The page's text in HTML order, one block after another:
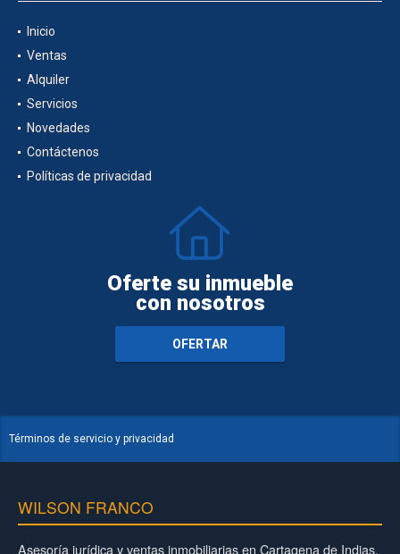
Inicio
Ventas
Alquiler
Servicios
Novedades
Contáctenos
Políticas de privacidad
Oferte su inmueble
con nosotros
OFERTAR
Términos de servicio y privacidad
WILSON FRANCO
Asesoría jurídica y ventas inmobiliarias en Cartagena de Indias.